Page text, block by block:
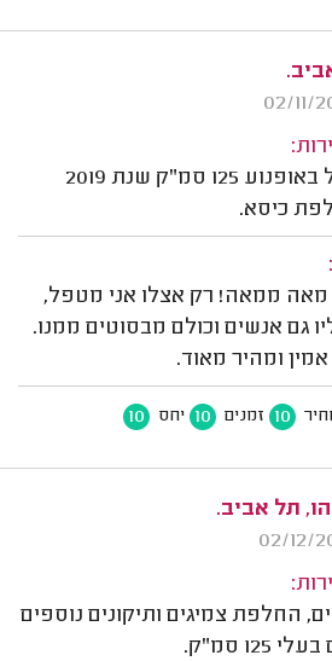
טיפול גדול באופנוע 125 סמ"ק שנת 2019
כיסא.
מאה ממאה! רק אצלו אני מטפל,
גם אנשים וכולם מבסוטים ממנו.
ומהיר מאוד.
10 זמנים 10 יחס 10
תל אביב.
החלפת צמיגים ותיקונים נוספים
סמ"ק.